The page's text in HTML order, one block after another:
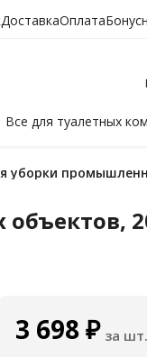
ДоставкаОплата
Все для туалетных
уборки
3 698₽ за шт.